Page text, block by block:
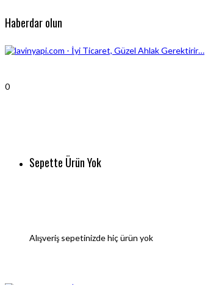
Haberdar olun
0
Sepette Ürün Yok
Alışveriş sepetinizde hiç ürün yok